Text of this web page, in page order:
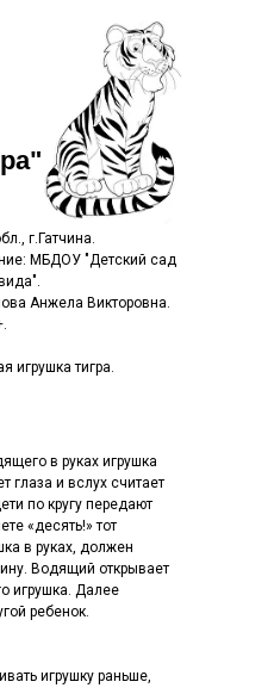
г.Гатчина.
МБДОУ "Детский сад
Анжела Викторовна.
игрушка тигра.
в руках игрушка
глаза и вслух считает
по кругу передают
«десять!» тот
в руках, должен
Водящий открывает
игрушка. Далее
ребенок.
игрушку раньше,